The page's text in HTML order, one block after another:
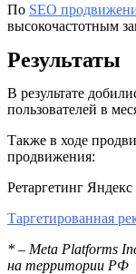
По SEO
высокочастотным
Результаты
В результате
пользователей в
Также в ходе
продвижения:
Ретаргетинг Яндекс
Таргетированная
* – Meta Platforms
на территории РФ